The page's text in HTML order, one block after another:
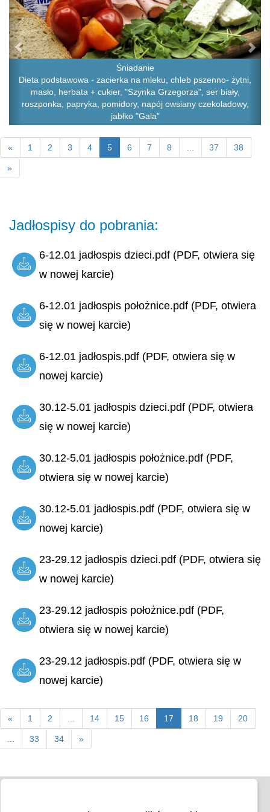
Śniadanie
Dieta podstawowa - zacierka na mleku, chleb pszenno- żytni,
masło, herbata + cukier, "Szynka Grzegorza", ser biały,
roszponka, papryka, pomidory, napój owsiany czekoladowy,
jabłko "Gala"
« 1 2 3 4 5 6 7 8 37 38
»
Jadłospisy do pobrania:
6-12.01 jadłospis dzieci.pdf (PDF, otwiera się
w nowej karcie)
6-12.01 jadłospis położnice.pdf (PDF, otwiera
się w nowej karcie)
6-12.01 jadłospis.pdf (PDF, otwiera się w
nowej karcie)
30.12-5.01 jadłospis dzieci.pdf (PDF, otwiera
się w nowej karcie)
30.12-5.01 jadłospis położnice.pdf (PDF,
otwiera się w nowej karcie)
30.12-5.01 jadłospis.pdf (PDF, otwiera się w
nowej karcie)
23-29.12 jadłospis dzieci.pdf (PDF, otwiera się
w nowej karcie)
23-29.12 jadłospis położnice.pdf (PDF,
otwiera się w nowej karcie)
23-29.12 jadłospis.pdf (PDF, otwiera się w
nowej karcie)
« 1 2 14 15 16 17 18 19 20
33 34 »